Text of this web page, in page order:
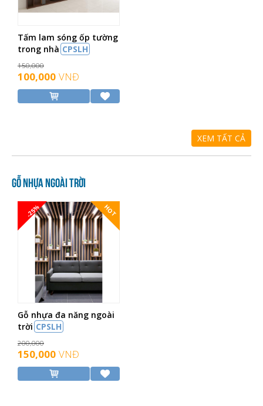
Tấm lam sóng ốp tường
trong nhà CPSLH
150,000
100,000 VNĐ
XEM TẤT CẢ
Gỗ nhựa ngoài trời
HOT
-25%
Gỗ nhựa đa năng ngoài
trời CPSLH
200,000
150,000 VNĐ